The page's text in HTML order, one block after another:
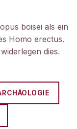
boisei als ein
Homo erectus.
dies.